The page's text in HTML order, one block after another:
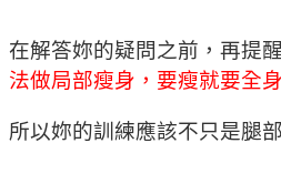
在解答妳的疑問之前，再提
法做局部瘦身，要瘦就要全
所以妳的訓練應該不只是腿